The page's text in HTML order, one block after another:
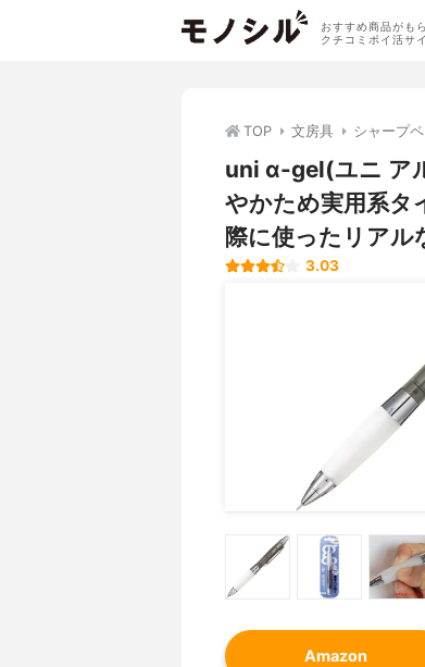
おすすめ商品がも
クチコミポイ活サ
TOP 文房具 シャープ
uni α-gel(ユニ ア
やかため実用系タ
際に使ったリアル
3.03
Amazon